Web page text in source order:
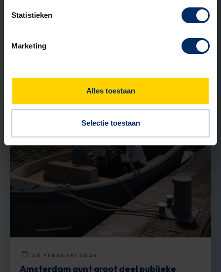
Statistieken
Marketing
Alles toestaan
Selectie toestaan
31 MEI 2026
Amsterdam gunt groot deel publieke
20 FEBRUARI 2026